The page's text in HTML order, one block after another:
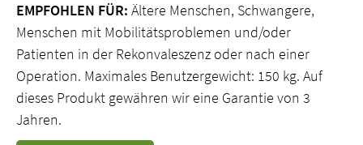
EMPFOHLEN FÜR: Ältere Menschen, Schwangere,
Menschen mit Mobilitätsproblemen und/oder
Patienten in der Rekonvaleszenz oder nach einer
Operation. Maximales Benutzergewicht: 150 kg. Auf
dieses Produkt gewähren wir eine Garantie von 3
Jahren.